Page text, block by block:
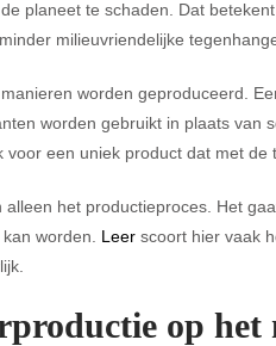
planeet te schaden. Dat
milieuvriendelijke
worden geproduceerd.
worden gebruikt in plaats van
een uniek product dat met de
het productieproces. Het
worden. Leer scoort hier vaak
op het